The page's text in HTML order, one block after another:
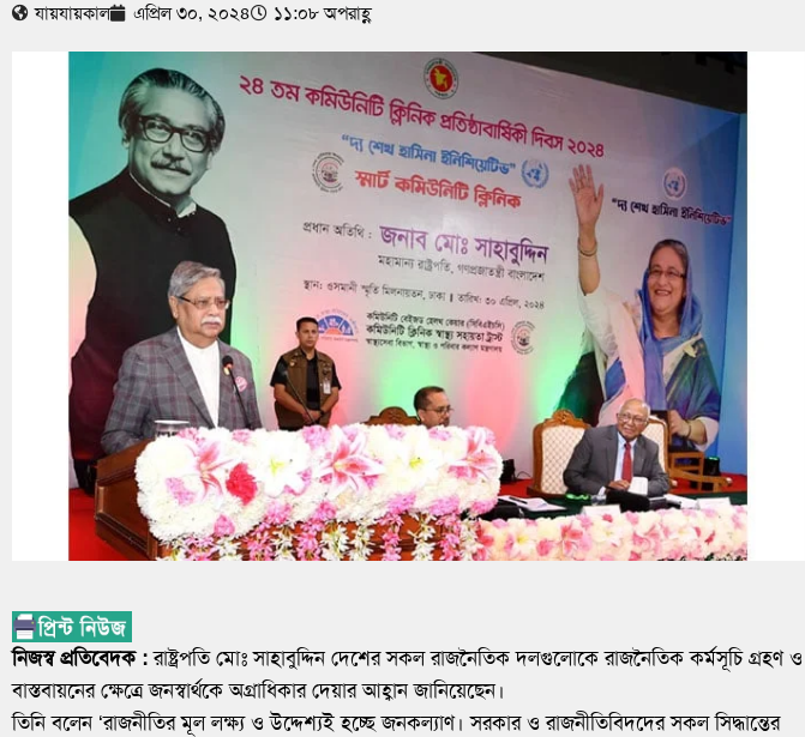
যায়যায়কাল এপ্রিল ৩০, ২০২৪ ১১:০৮ অপরাহ্ণ
নিজস্ব প্রতিবেদক :রাষ্ট্রপতি মোঃ সাহাবুদ্দিন দেশের সকল রাজনৈতিক দলগুলোকে রাজনৈতিক কর্মসূচি গ্রহণ ও
বাস্তবায়নের ক্ষেত্রে জনস্বার্থকে অগ্রাধিকার দেয়ার আহ্বান জানিয়েছেন।
তিনি বলেন ‘রাজনীতির মূল লক্ষ্য ও উদ্দেশ্যই হচ্ছে জনকল্যাণ। সরকার ও রাজনীতিবিদদের সকল সিদ্ধান্তের